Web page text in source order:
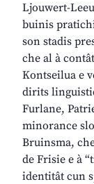
Ljouwert-
buinis
son stadis
che al à
Kontseilua e
dirits
Furlane,
minorance
Bruinsma,
de Frisie e à
identitât cun